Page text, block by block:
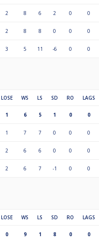
2 8 6 2 0 0
2 8 8 0 0 0
3 5 11 -6 0 0
LOSE WS LS SD RO LAGS
1 6 5 1 0 0
1 7 7 0 0 0
2 6 6 0 0 0
2 6 7 -1 0 0
LOSE WS LS SD RO LAGS
0 9 1 8 0 0